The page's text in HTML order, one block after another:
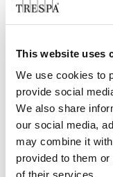
This website uses
We use cookies to
provide social
We also share
our social media,
may combine it
provided to them
of their services.